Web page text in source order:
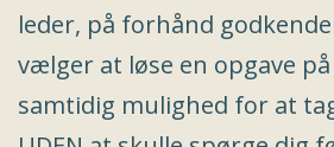
leder, på forhånd
vælger at løse en opgave
samtidig mulighed for at